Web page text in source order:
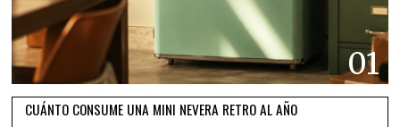
01
CUÁNTO CONSUME UNA MINI NEVERA RETRO AL AÑO